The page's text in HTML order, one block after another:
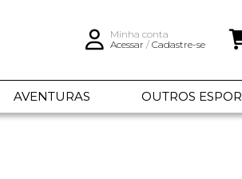
Minha conta
Acessar / Cadastre-se
AVENTURAS OUTROS